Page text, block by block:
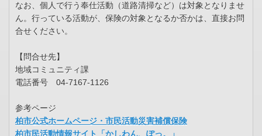
なお、個人で行う奉仕活動（道路清掃など）は対象となりませ
ん。行っている活動が、保険の対象となるか否かは、直接お問
合せください。
【問合せ先】
地域コミュニティ課
電話番号 04-7167-1126
参考ページ
柏市公式ホームページ・市民活動災害補償保険
柏市民活動情報サイト「かしわん、ぽっ。」